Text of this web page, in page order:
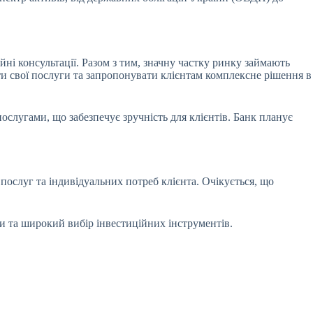
консультації. Разом з тим, значну частку ринку займають
послуги та запропонувати клієнтам комплексне рішення в
що забезпечує зручність для клієнтів. Банк планує
та індивідуальних потреб клієнта. Очікується, що
та широкий вибір інвестиційних інструментів.